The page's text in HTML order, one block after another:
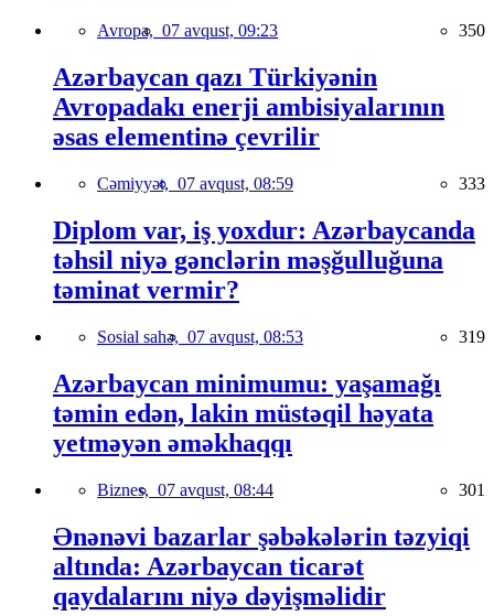
Avropa, 07 avqust, 09:23 350
Azərbaycan qazı Türkiyənin
Avropadakı enerji ambisiyalarının
əsas elementinə çevrilir
Cəmiyyət, 07 avqust, 08:59 333
Diplom var, iş yoxdur: Azərbaycanda
təhsil niyə gənclərin məşğulluğuna
təminat vermir?
Sosial sahə, 07 avqust, 08:53 319
Azərbaycan minimumu: yaşamağı
təmin edən, lakin müstəqil həyata
yetməyən əməkhaqqı
Biznes, 07 avqust, 08:44 301
Ənənəvi bazarlar şəbəkələrin təzyiqi
altında: Azərbaycan ticarət
qaydalarını niyə dəyişməlidir